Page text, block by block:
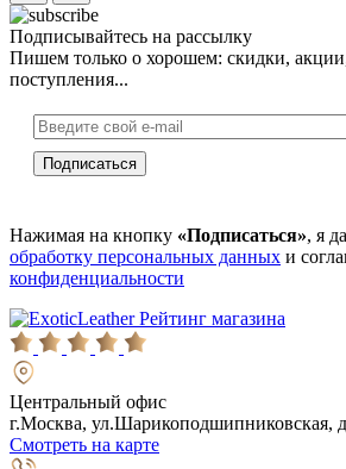
Подписывайтесь на рассылку
Пишем только о хорошем: скидки,
поступления...
Нажимая на кнопку «Подписаться», я
обработку персональных данных и
конфиденциальности
Рейтинг магазина
Центральный офис
г.Москва, ул.Шарикоподшипниковская,
Смотреть на карте